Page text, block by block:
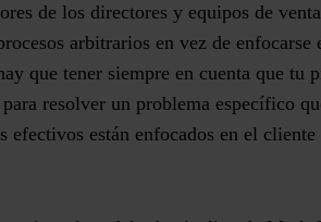
de los directores y equipos de
arbitrarios en vez de
que tener siempre en cuenta que tu
resolver un problema específico
efectivos están enfocados en el